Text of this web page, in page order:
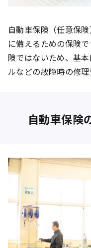
自動車保険（任意保
に備えるための保険
険ではないため、基
ルなどの故障時の修
自動車保険